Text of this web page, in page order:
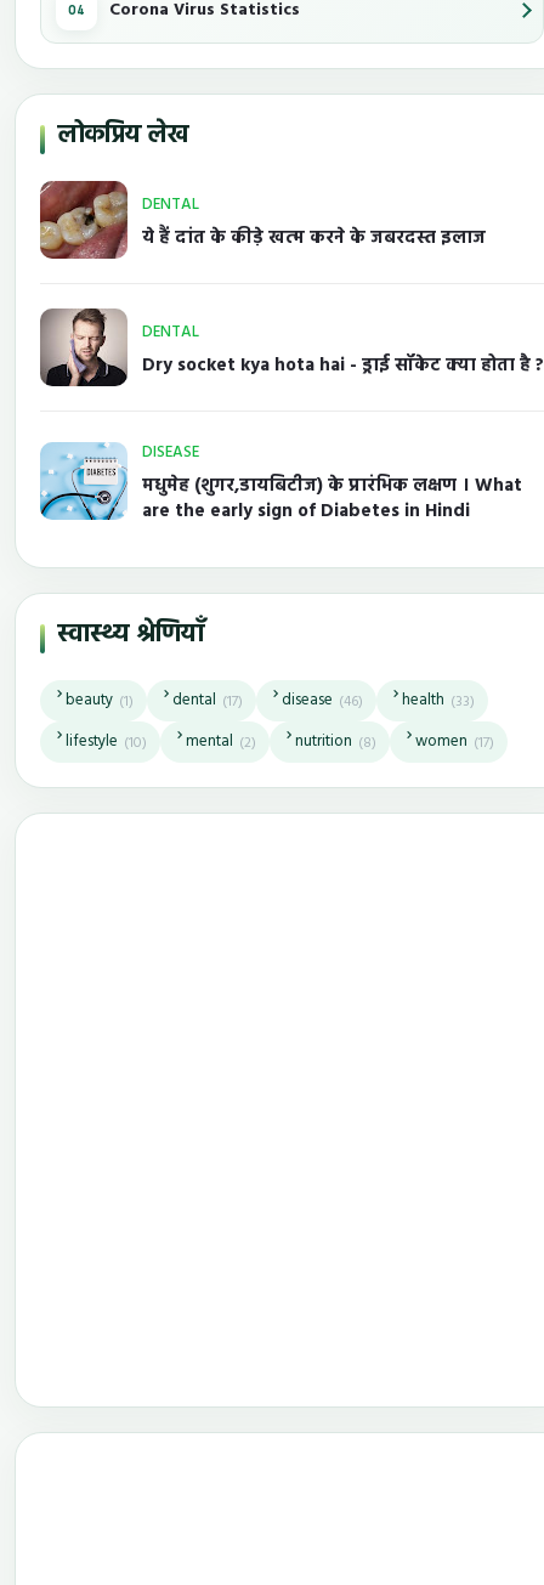
Corona Virus Statistics
लोकप्रिय लेख
DENTAL
ये हैं दांत के कीड़े खत्म करने के जबरदस्त इलाज
DENTAL
Dry socket kya hota hai - ड्राई सॉकेट क्या होता है ?
DISEASE
मधुमेह (शुगर,डायबिटीज) के प्रारंभिक लक्षण । What
are the early sign of Diabetes in Hindi
स्वास्थ्य श्रेणियाँ
beauty (1) dental (17) disease (46) health (33)
lifestyle (10) mental (2) nutrition (8) women (17)